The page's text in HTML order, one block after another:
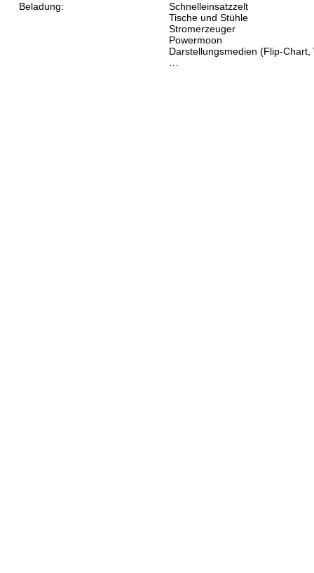
Beladung:
Schnelleinsatzzelt
Tische und Stühle
Stromerzeuger
Powermoon
Darstellungsmedien (Flip-Chart,